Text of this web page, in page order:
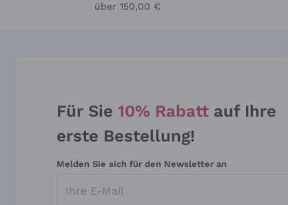
über 150,00 €
Für Sie 10% Rabatt auf Ihre
erste Bestellung!
Melden Sie sich für den Newsletter an